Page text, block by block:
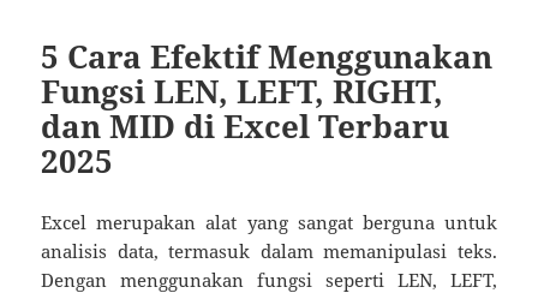
5 Cara Efektif Menggunakan
Fungsi LEN, LEFT, RIGHT,
dan MID di Excel Terbaru
2025
Excel merupakan alat yang sangat berguna untuk
analisis data, termasuk dalam memanipulasi teks.
Dengan menggunakan fungsi seperti LEN, LEFT,